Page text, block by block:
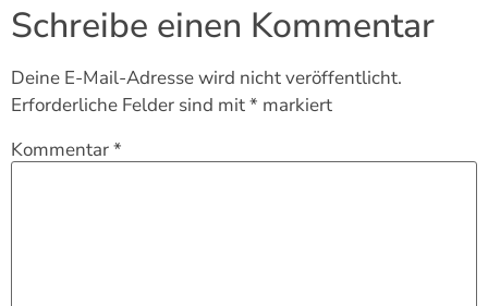
Schreibe einen Kommentar
Deine E-Mail-Adresse wird nicht veröffentlicht.
Erforderliche Felder sind mit* markiert
Kommentar*